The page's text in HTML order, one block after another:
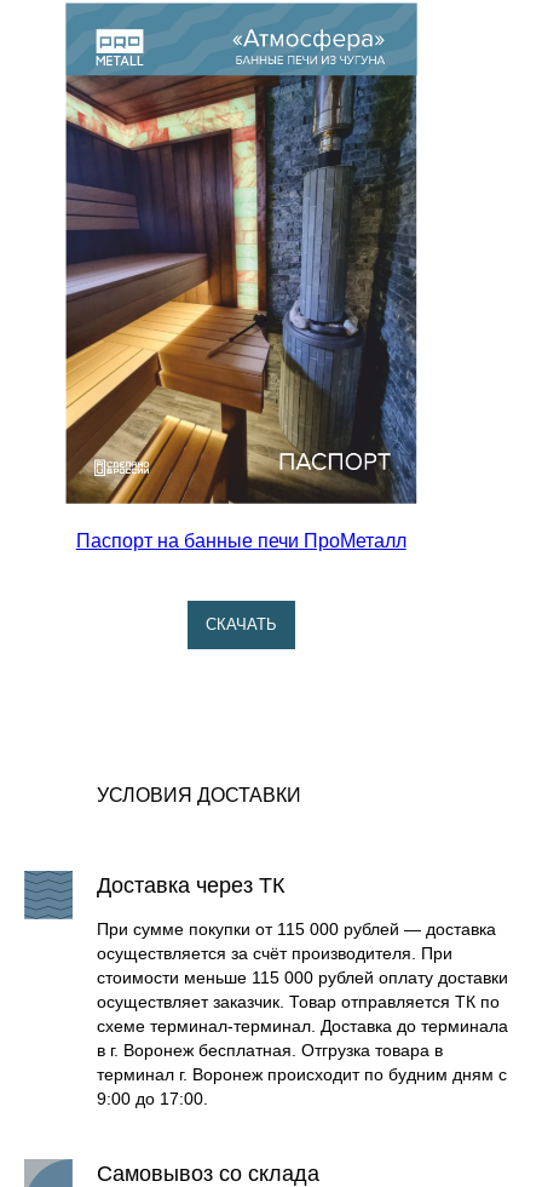
Паспорт на банные печи ПроМеталл
СКАЧАТЬ
УСЛОВИЯ ДОСТАВКИ
Доставка через ТК
При сумме покупки от 115 000 рублей — доставка
осуществляется за счёт производителя. При
стоимости меньше 115 000 рублей оплату доставки
осуществляет заказчик. Товар отправляется ТК по
схеме терминал-терминал. Доставка до терминала
в г. Воронеж бесплатная. Отгрузка товара в
терминал г. Воронеж происходит по будним дням с
9:00 до 17:00.
Самовывоз со склада
ЗАДАТЬ ВОПРОС
5. Банный колпак
2. Стартовые элементы
ЧТО КУПИТЬ С АТМОСФЕРОЙ?
7. Товары для бани и фирменная атрибутика